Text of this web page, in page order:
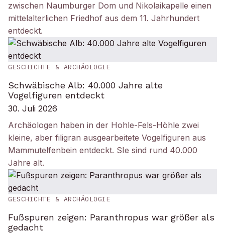
zwischen Naumburger Dom und Nikolaikapelle einen
mittelalterlichen Friedhof aus dem 11. Jahrhundert
entdeckt.
GESCHICHTE & ARCHÄOLOGIE
Schwäbische Alb: 40.000 Jahre alte
Vogelfiguren entdeckt
30. Juli 2026
Archäologen haben in der Hohle-Fels-Höhle zwei
kleine, aber filigran ausgearbeitete Vogelfiguren aus
Mammutelfenbein entdeckt. SIe sind rund 40.000
Jahre alt.
GESCHICHTE & ARCHÄOLOGIE
Fußspuren zeigen: Paranthropus war größer als
gedacht